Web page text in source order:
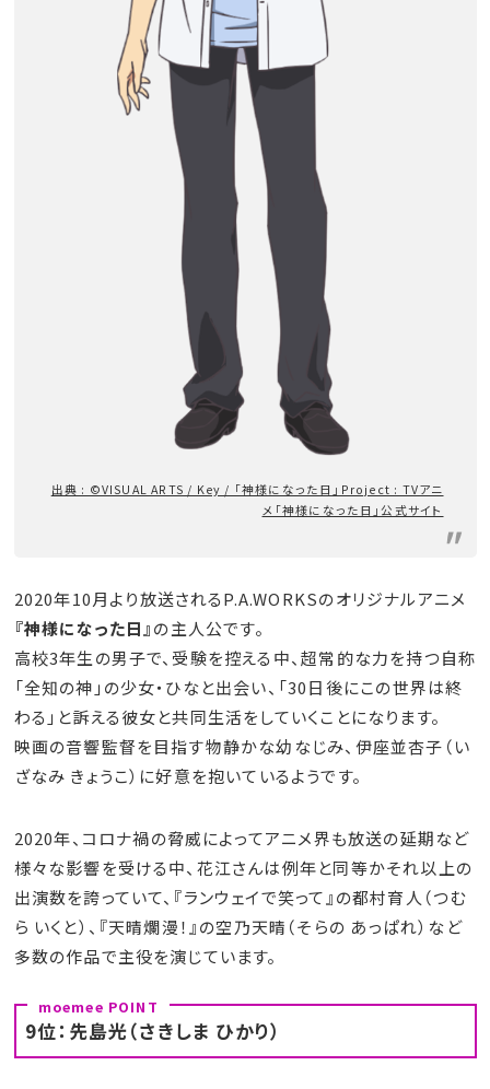
出典 : ©VISUAL ARTS / Key / 「神様になった日」Project : TVアニ
メ「神様になった日」公式サイト
2020年10月より放送されるP.A.WORKSのオリジナルアニメ
『神様になった日』の主人公です。
高校3年生の男子で、受験を控える中、超常的な力を持つ自称
「全知の神」の少女・ひなと出会い、「30日後にこの世界は終
わる」と訴える彼女と共同生活をしていくことになります。
映画の音響監督を目指す物静かな幼なじみ、伊座並杏子（い
ざなみ きょうこ）に好意を抱いているようです。
2020年、コロナ禍の脅威によってアニメ界も放送の延期など
様々な影響を受ける中、花江さんは例年と同等かそれ以上の
出演数を誇っていて、『ランウェイで笑って』の都村育人（つむ
ら いくと）、『天晴爛漫！』の空乃天晴（そらの あっぱれ）など
多数の作品で主役を演じています。
9位：先島光（さきしま ひかり）